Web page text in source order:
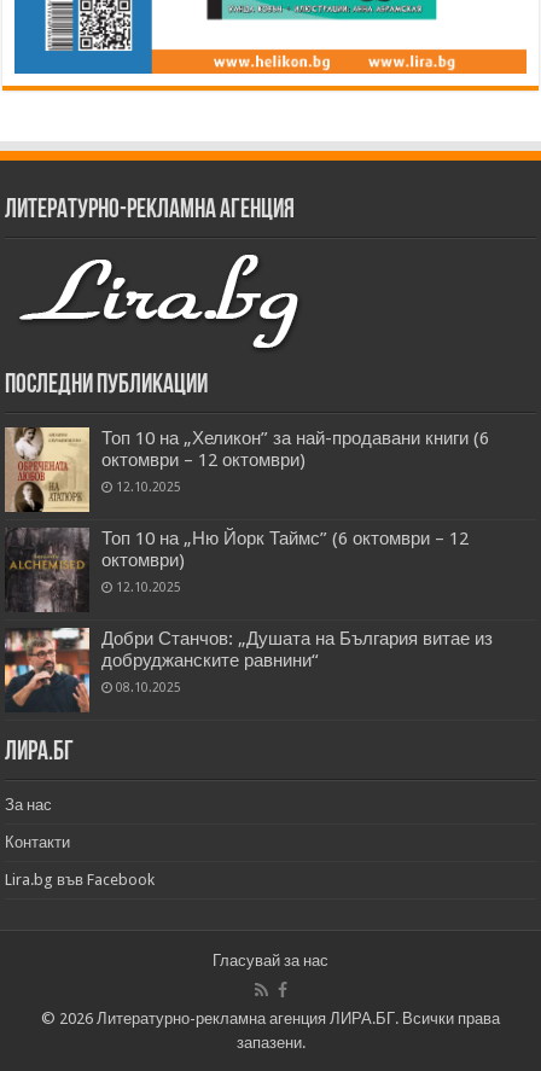
Литературно-рекламна агенция
Последни публикации
Топ 10 на „Хеликон” за най-продавани книги (6
октомври – 12 октомври)
12.10.2025
Топ 10 на „Ню Йорк Таймс” (6 октомври – 12
октомври)
12.10.2025
Добри Станчов: „Душата на България витае из
добруджанските равнини“
08.10.2025
Лира.бг
За нас
Контакти
Lira.bg във Facebook
Гласувай за нас
© 2026 Литературно-рекламна агенция ЛИРА.БГ. Всички права
запазени.